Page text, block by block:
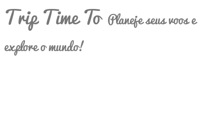
Trip Time To Planeje seus voos e
explore o mundo!